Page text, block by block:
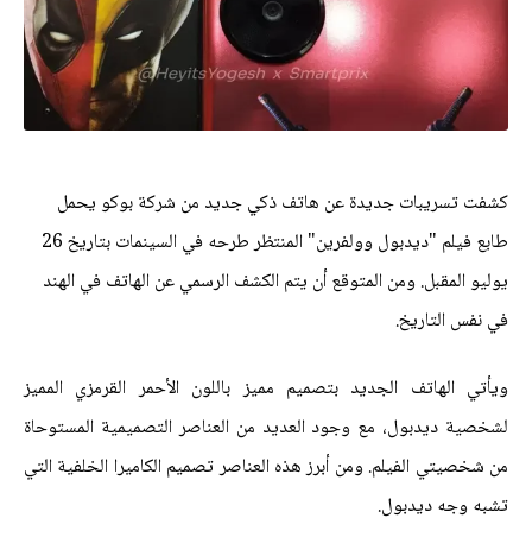
كشفت تسريبات جديدة عن هاتف ذكي جديد من شركة بوكو يحمل
طابع فيلم "ديدبول وولفرين" المنتظر طرحه في السينمات بتاريخ 26
يوليو المقبل. ومن المتوقع أن يتم الكشف الرسمي عن الهاتف في الهند
في نفس التاريخ.
ويأتي الهاتف الجديد بتصميم مميز باللون الأحمر القرمزي المميز
لشخصية ديدبول، مع وجود العديد من العناصر التصميمية المستوحاة
من شخصيتي الفيلم. ومن أبرز هذه العناصر تصميم الكاميرا الخلفية التي
تشبه وجه ديدبول.